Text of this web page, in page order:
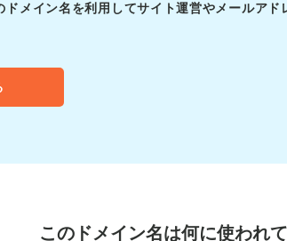
メイン名を利用してサイト運営やメールアド
このドメイン名は何に使われ